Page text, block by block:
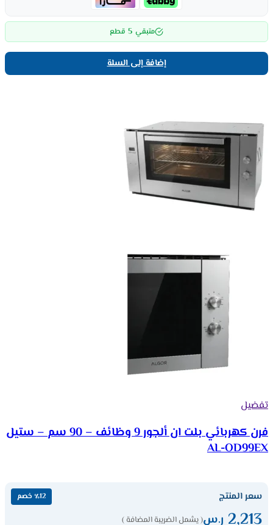
متبقي 5 قطع
إضافة إلى السلة
تفضيل
فرن كهربائي بلت ان ألجور 9 وظائف – 90 سم – ستيل
AL-OD99EX
سعر المنتج ٪12 خصم
ر.س( يشمل الضريبة المضافة )